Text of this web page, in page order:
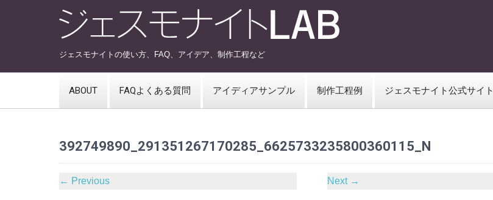
ジェスモナイトの使い方、FAQ、アイデア、制作工程など
ABOUT FAQよくある質問 アイディアサンプル 制作工程例 ジェスモナイト公式サイト
392749890_291351267170285_6625733235800360115_N
← Previous Next →